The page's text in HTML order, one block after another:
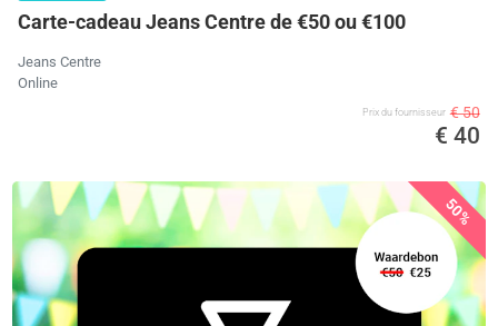
Carte-cadeau Jeans Centre de €50 ou €100
Jeans Centre
Online
Prix ​​du fournisseur € 50
€ 40
50%